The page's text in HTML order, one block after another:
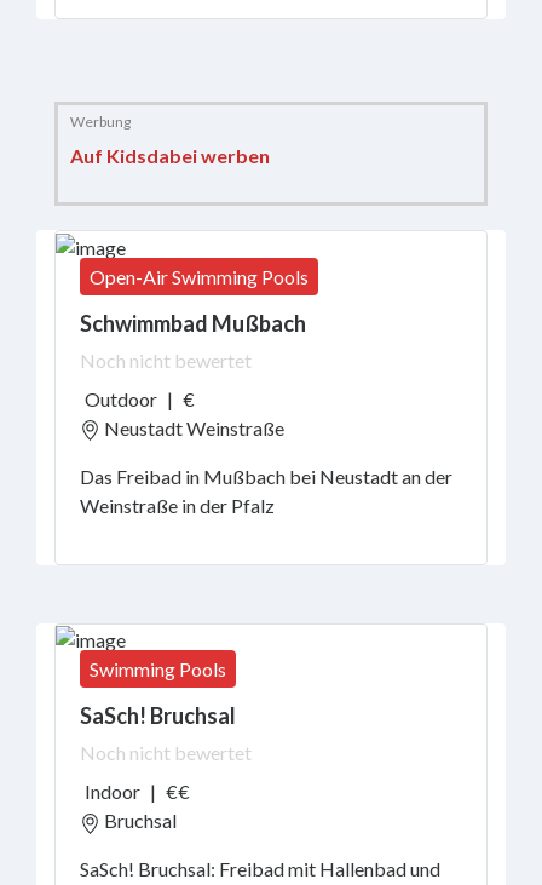
Auf Kidsdabei werben
Open-Air Swimming Pools
Schwimmbad Mußbach
Noch nicht bewertet
Outdoor | €
Neustadt Weinstraße
Das Freibad in Mußbach bei Neustadt an der
Weinstraße in der Pfalz
Swimming Pools
SaSch! Bruchsal
Noch nicht bewertet
Indoor | €€
Bruchsal
SaSch! Bruchsal: Freibad mit Hallenbad und